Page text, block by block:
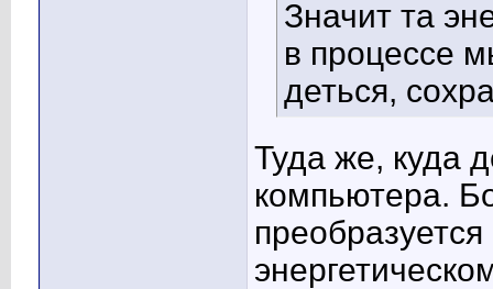
Значит та
в процессе
деться,
Туда же, куда
компьютера.